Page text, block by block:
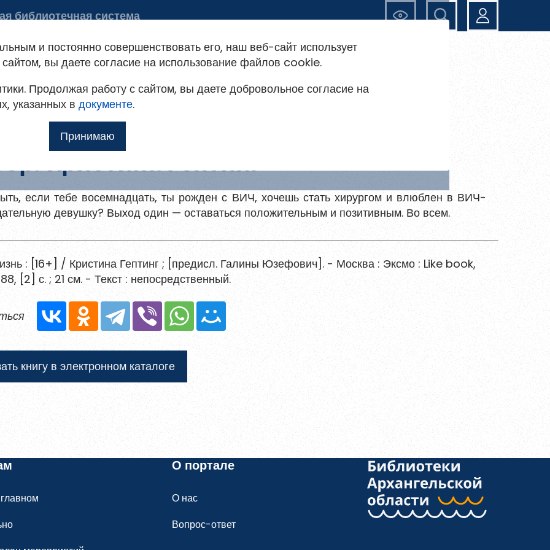
библиотечная система
Ещё
Кристина Гептинг
если тебе восемнадцать, ты рожден с ВИЧ, хочешь стать хирургом и влюблен в ВИЧ-
девушку? Выход один — оставаться положительным и позитивным. Во всем.
: [16+] / Кристина Гептинг ; [предисл. Галины Юзефович]. - Москва : Эксмо : Like book,
[2] с. ; 21 см. - Текст : непосредственный.
книгу в электронном каталоге
О портале
О нас
Вопрос-ответ
и постоянно совершенствовать его, наш веб-сайт использует
вы даете согласие на использование файлов cookie.
Продолжая работу с сайтом, вы даете добровольное согласие на
указанных в документе.
Принимаю
на портале
доступ к методическим рекомендациям,
и другим полнотекстовым документам, а
содержать хотя бы одну строчную букву, одну
символ.
данных
, размещённых на портале.